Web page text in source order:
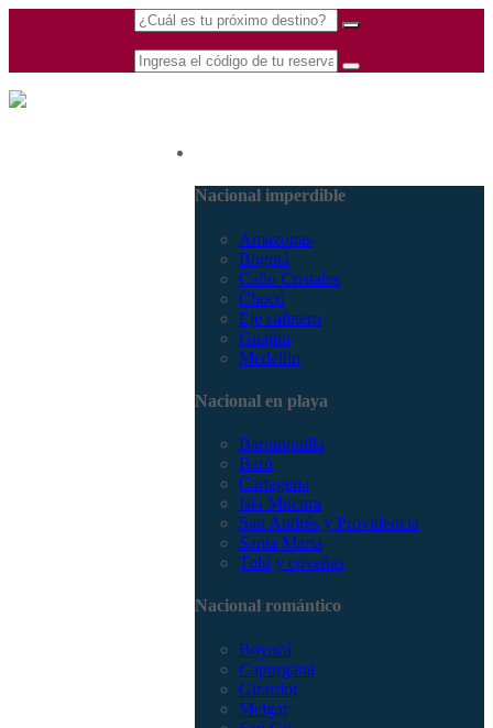
Nacional imperdible
Amazonas
Bogotá
Caño Cristales
Chocó
Eje cafetero
Guajira
Medellín
Nacional en playa
Barranquilla
Barú
Cartagena
Isla Múcura
San Andrés y Providencia
Santa Marta
Tolú y coveñas
Nacional romántico
Boyacá
Capurganá
Girardot
Melgar